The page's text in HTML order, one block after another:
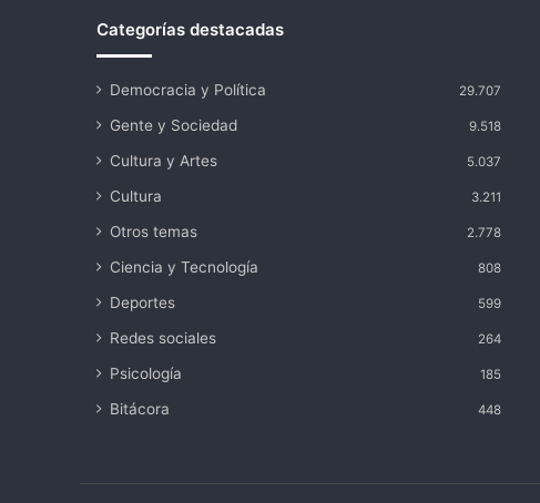
Categorías destacadas
Democracia y Política 29.707
Gente y Sociedad 9.518
Cultura y Artes 5.037
Cultura 3.211
Otros temas 2.778
Ciencia y Tecnología 808
Deportes 599
Redes sociales 264
Psicología 185
Bitácora 448